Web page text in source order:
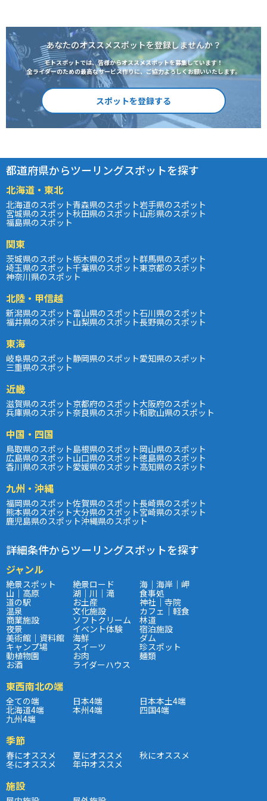
あなたのオススメスポットを登録しませんか？
モトスポットでは、皆様からオススメスポットを募集しています！
全ライダーのための最高なサービス作りに、ご協力よろしくお願いいたします。
スポットを登録する
都道府県からツーリングスポットを探す
北海道・東北
北海道のスポット青森県のスポット岩手県のスポット
宮城県のスポット秋田県のスポット山形県のスポット
福島県のスポット
関東
茨城県のスポット栃木県のスポット群馬県のスポット
埼玉県のスポット千葉県のスポット東京都のスポット
神奈川県のスポット
北陸・甲信越
新潟県のスポット富山県のスポット石川県のスポット
福井県のスポット山梨県のスポット長野県のスポット
東海
岐阜県のスポット静岡県のスポット愛知県のスポット
三重県のスポット
近畿
滋賀県のスポット京都府のスポット大阪府のスポット
兵庫県のスポット奈良県のスポット和歌山県のスポット
中国・四国
鳥取県のスポット島根県のスポット岡山県のスポット
広島県のスポット山口県のスポット徳島県のスポット
香川県のスポット愛媛県のスポット高知県のスポット
九州・沖縄
福岡県のスポット佐賀県のスポット長崎県のスポット
熊本県のスポット大分県のスポット宮崎県のスポット
鹿児島県のスポット沖縄県のスポット
詳細条件からツーリングスポットを探す
ジャンル
絶景スポット 絶景ロード 海｜海岸｜岬
山｜高原 湖｜川｜滝 食事処
道の駅 お土産 神社｜寺院
温泉 文化施設 カフェ｜軽食
商業施設 ソフトクリーム 林道
夜景 イベント体験 宿泊施設
美術館｜資料館 海鮮 ダム
キャンプ場 スイーツ 珍スポット
動植物園 お肉 麺類
お酒 ライダーハウス
東西南北の端
全ての端 日本4端 日本本土4端
北海道4端 本州4端 四国4端
九州4端
季節
春にオススメ 夏にオススメ 秋にオススメ
冬にオススメ 年中オススメ
施設